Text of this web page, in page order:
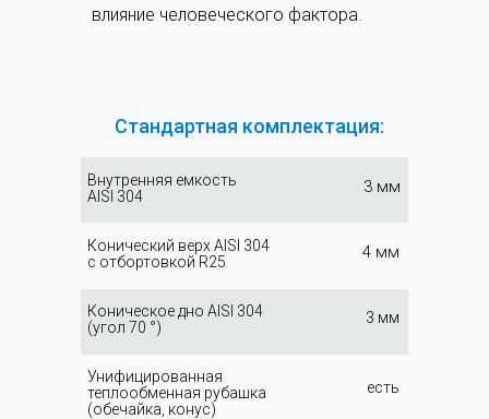
влияние человеческого фактора.
Стандартная комплектация:
Внутренняя емкость
AISI 304
3 мм
4 мм
3 мм
Коническое дно AISI 304
(угол 70 °)
Конический верх AISI 304
с отбортовкой R25
есть
Унифицированная
теплообменная рубашка
(обечайка, конус)